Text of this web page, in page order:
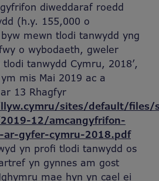
diweddaraf roedd
(h.y. 155,000 o
mewn tlodi tanwydd yng
o wybodaeth, gweler
tlodi tanwydd Cymru, 2018’,
mis Mai 2019 ac a
13 Rhagfyr
sites/default/files/
12/amcangyfrifon-
gyfer-cymru-2018.pdf
yn profi tlodi tanwydd os
yn gynnes am gost
mae hyn yn cael ei